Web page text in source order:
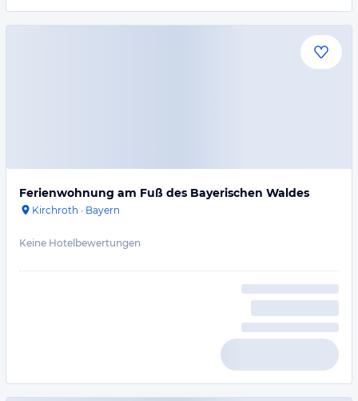
Ferienwohnung am Fuß des Bayerischen Waldes
Kirchroth · Bayern
Keine Hotelbewertungen